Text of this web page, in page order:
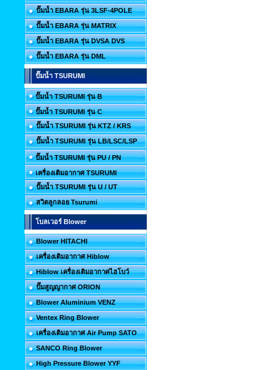
ปั๊มน้ำ EBARA รุ่น 3LSF-4POLE
ปั๊มน้ำ EBARA รุ่น MATRIX
ปั๊มน้ำ EBARA รุ่น DVSA DVS
ปั๊มน้ำ EBARA รุ่น DML
ปั๊มน้ำ TSURUMI
ปั๊มน้ำ TSURUMI รุ่น B
ปั๊มน้ำ TSURUMI รุ่น C
ปั๊มน้ำ TSURUMI รุ่น KTZ / KRS
ปั๊มน้ำ TSURUMI รุ่น LB/LSC/LSP
ปั๊มน้ำ TSURUMI รุ่น PU / PN
เครื่องเติมอากาศ TSURUMI
ปั๊มน้ำ TSURUMI รุ่น U / UT
สวิตลูกลอย Tsurumi
โบลเวอร์ Blower
Blower HITACHI
เครื่องเติมอากาศ Hiblow
Hiblow เครื่องเติมอากาศไฮโบว์
ปั๊มสูญญากาศ ORION
Blower Aluminium VENZ
Ventex Ring Blower
เครื่องเติมอากาศ Air Pump SATO
SANCO Ring Blower
High Pressure Blower YYF